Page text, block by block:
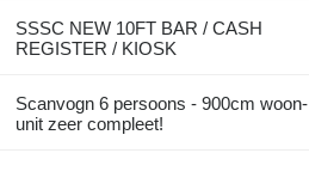
SSSC NEW 10FT BAR / CASH
REGISTER / KIOSK
Scanvogn 6 persoons - 900cm woon-
unit zeer compleet!